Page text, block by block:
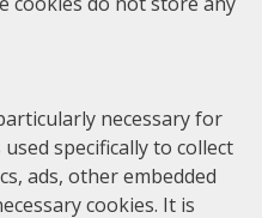
necessary for
specifically to collect
ads, other embedded
cookies. It is